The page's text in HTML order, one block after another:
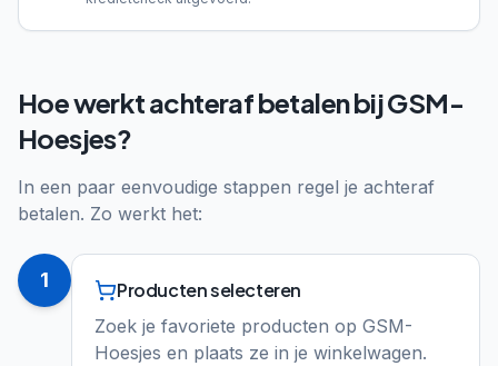
Hoe werkt achteraf betalen bij GSM-
Hoesjes?
In een paar eenvoudige stappen regel je achteraf
betalen. Zo werkt het:
1 Producten selecteren
Zoek je favoriete producten op GSM-
Hoesjes en plaats ze in je winkelwagen.